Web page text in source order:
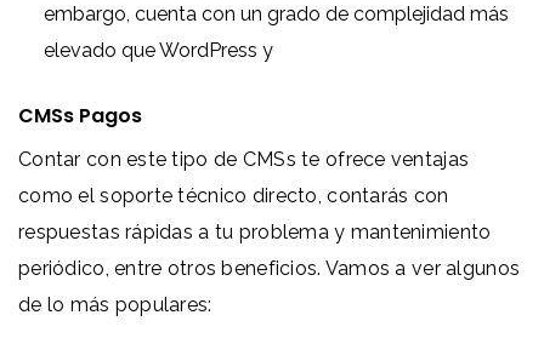
embargo, cuenta con un grado de complejidad más
elevado que WordPress y
CMSs Pagos
Contar con este tipo de CMSs te ofrece ventajas
como el soporte técnico directo, contarás con
respuestas rápidas a tu problema y mantenimiento
periódico, entre otros beneficios. Vamos a ver algunos
de lo más populares: